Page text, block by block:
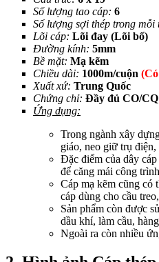
Số lượng tao cáp: 6
Số lượng sợi thép trong mỗi
Lõi cáp: Lõi đay (Lõi bố)
Đường kính: 5mm
Bề mặt: Mạ kẽm
Chiều dài: 1000m/cuộn
Xuất xứ: Trung Quốc
Chứng chỉ: Đầy đủ CO/CQ
Ứng dụng:
Trong ngành xây
giáo, neo giữ trụ
Đặc điểm của dây
để căng mái công
Cáp mạ kẽm cũng có
cáp dùng cho cầu
Sản phẩm còn được
dầu khí, làm cầu,
Ngoài ra còn nhiều